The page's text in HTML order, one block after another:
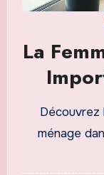
La
dans
Découvrez
ménage